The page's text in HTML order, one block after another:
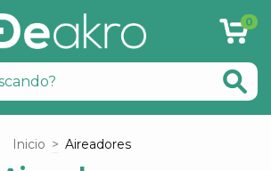
0
Inicio > Aireadores